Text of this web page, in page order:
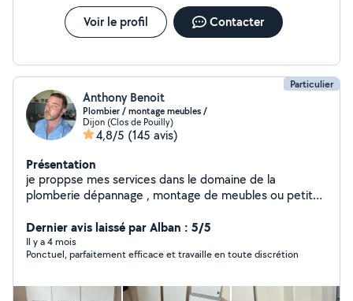
Voir le profil Contacter
Particulier
Anthony Benoit
Plombier / montage meubles /
Dijon (Clos de Pouilly)
4,8/5 (145 avis)
Présentation
je proppse mes services dans le domaine de la
plomberie dépannage , montage de meubles ou petite
ancien plombier de metier je reste a votre service !
Dernier avis laissé par Alban : 5/5
Il y a 4 mois
Ponctuel, parfaitement efficace et travaille en toute discrétion